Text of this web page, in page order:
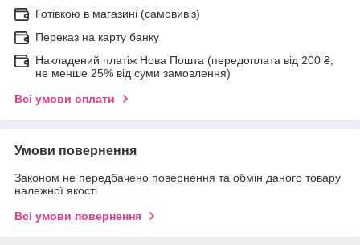
Готівкою в магазині (самовивіз)
Переказ на карту банку
Накладений платіж Нова Пошта (передоплата від 200 ₴,
не менше 25% від суми замовлення)
Всі умови оплати
Умови повернення
Законом не передбачено повернення та обмін даного товару
належної якості
Всі умови повернення